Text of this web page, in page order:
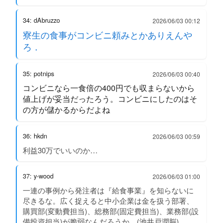
34: dAbruzzo 2026/06/03 00:12
寮生の食事がコンビニ頼みとかありえんや
ろ．
35: potnips 2026/06/03 00:40
コンビニなら一食倍の400円でも収まらないから
値上げが妥当だったろう。コンビニにしたのはそ
の方が儲かるからだよね
36: hkdn 2026/06/03 00:59
利益30万でいいのか…
37: y-wood 2026/06/03 01:00
一連の事例から発注者は『給食事業』を知らないに
尽きるな。広く捉えると中小企業は金を扱う部署、
購買部(変動費担当)、総務部(固定費担当)、業務部(設